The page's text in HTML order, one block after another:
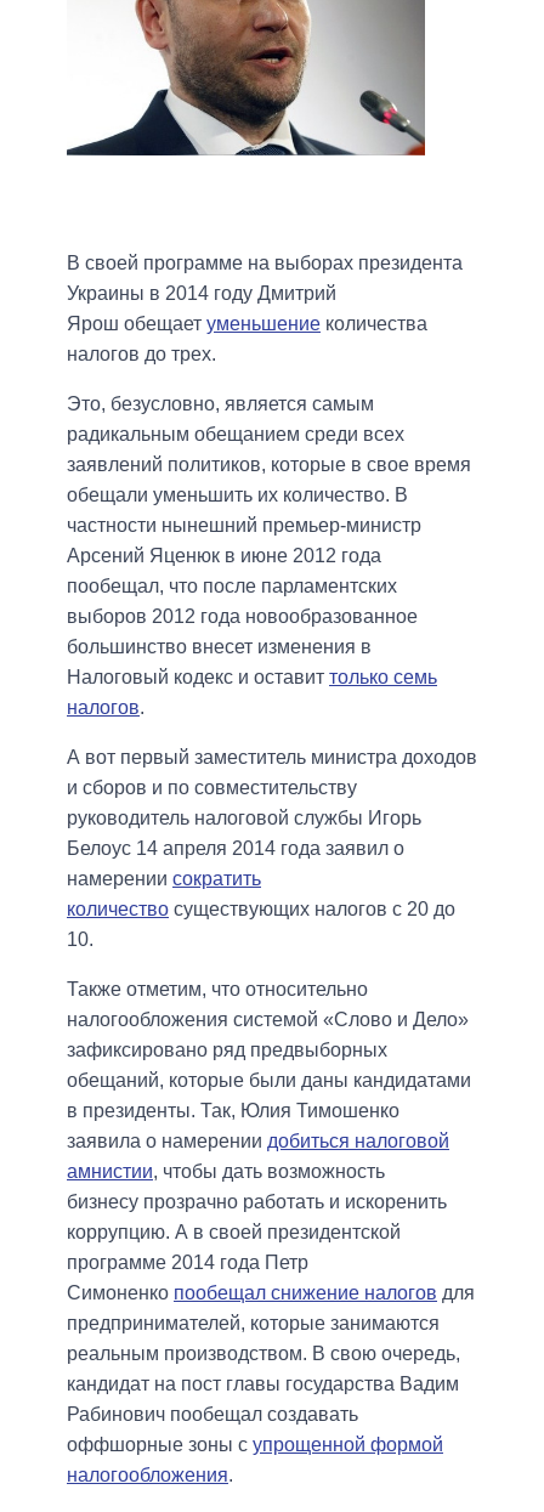
В своей программе на выборах президента
Украины в 2014 году Дмитрий
Ярош обещает уменьшение количества
налогов до трех.
Это, безусловно, является самым
радикальным обещанием среди всех
заявлений политиков, которые в свое время
обещали уменьшить их количество. В
частности нынешний премьер-министр
Арсений Яценюк в июне 2012 года
пообещал, что после парламентских
выборов 2012 года новообразованное
большинство внесет изменения в
Налоговый кодекс и оставит только семь
налогов.
А вот первый заместитель министра доходов
и сборов и по совместительству
руководитель налоговой службы Игорь
Белоус 14 апреля 2014 года заявил о
намерении сократить
количество существующих налогов с 20 до
10.
Также отметим, что относительно
налогообложения системой «Слово и Дело»
зафиксировано ряд предвыборных
обещаний, которые были даны кандидатами
в президенты. Так, Юлия Тимошенко
заявила о намерении добиться налоговой
амнистии, чтобы дать возможность
бизнесу прозрачно работать и искоренить
коррупцию. А в своей президентской
программе 2014 года Петр
Симоненко пообещал снижение налогов для
предпринимателей, которые занимаются
реальным производством. В свою очередь,
кандидат на пост главы государства Вадим
Рабинович пообещал создавать
оффшорные зоны с упрощенной формой
налогообложения.